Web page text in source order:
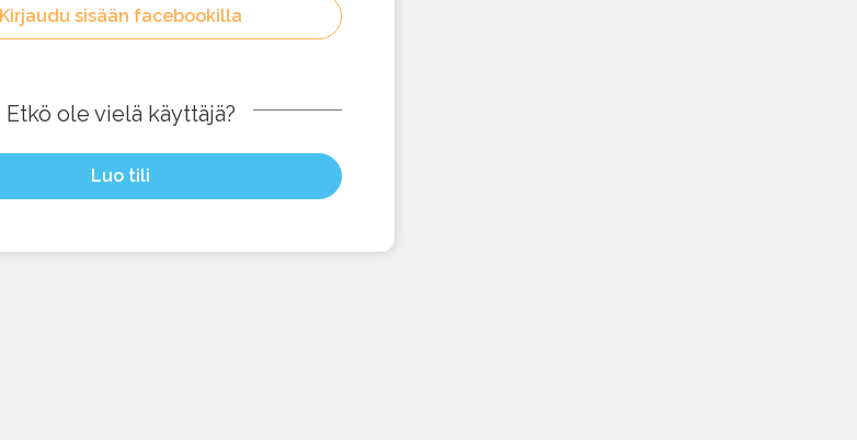
Kirjaudu sisään facebookilla
Etkö ole vielä käyttäjä?
Luo tili